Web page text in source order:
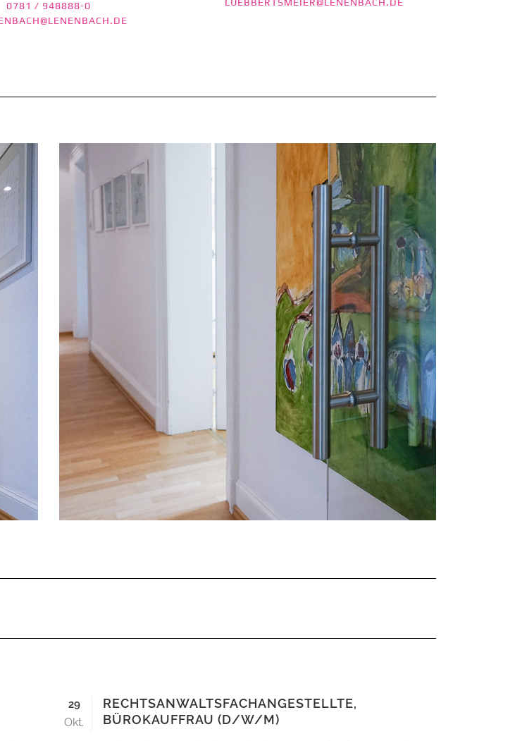
0781 / 948888-0
29
Okt.
RECHTSANWALTSFACHANGESTELLTE,
BÜROKAUFFRAU (D/W/M)